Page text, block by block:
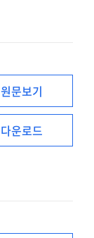
(2020년)
중등
복직
(예정)
원문보기
(2020년)
다운로드